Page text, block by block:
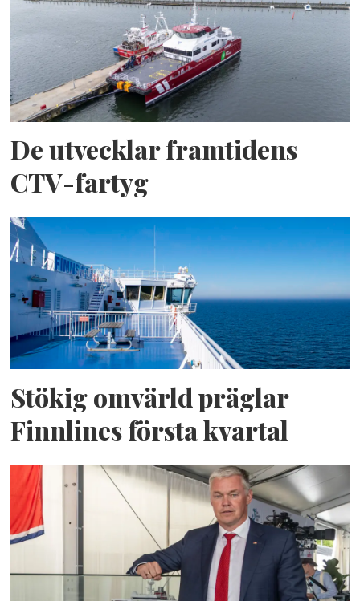
De utvecklar framtidens
CTV-fartyg
Stökig omvärld präglar
Finnlines första kvartal